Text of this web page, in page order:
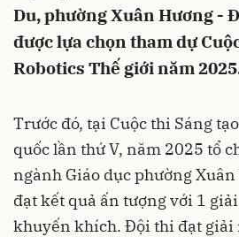
Du, phường Xuân Hương -
được lựa chọn tham dự
Robotics Thế giới năm
Trước đó, tại Cuộc thi Sáng
quốc lần thứ V, năm 2025 tổ
ngành Giáo dục phường
đạt kết quả ấn tượng với 1
khuyến khích. Đội thi đạt giải